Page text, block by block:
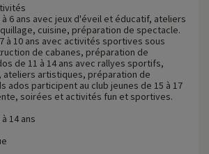
6 ans avec jeux d'éveil et éducatif, ateliers
cuisine, préparation de spectacle.
à 10 ans avec activités sportives sous
de cabanes, préparation de
de 11 à 14 ans avec rallyes sportifs,
ateliers artistiques, préparation de
ados participent au club jeunes de 15 à 17
soirées et activités fun et sportives.
14 ans